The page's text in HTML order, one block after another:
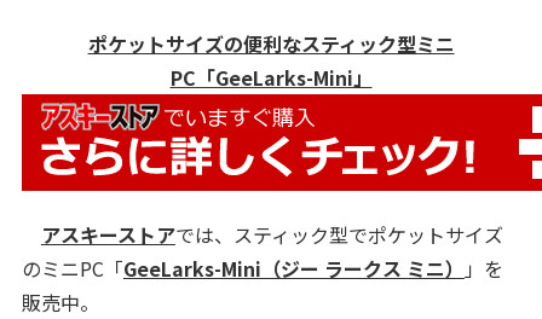
ポケットサイズの便利なスティック型ミニ
PC「GeeLarks-Mini」
アスキーストアでは、スティック型でポケットサイズ
のミニPC「GeeLarks-Mini（ジー ラークス ミニ）
」を
販売中。